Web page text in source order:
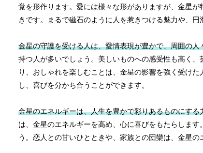
覚を形作ります。愛には様々な形がありますが、金星
きです。まるで磁石のように人を惹きつける魅力や、
金星の守護を受ける人は、愛情表現が豊かで、周囲の
持つ人が多いでしょう。美しいものへの感受性も高く
り、おしゃれを楽しむことは、金星の影響を強く受け
し、喜びを分かち合うことができます。
金星のエネルギーは、人生を豊かで彩りあるものにする
は、金星のエネルギーを高め、心に喜びをもたらしま
う。恋人との甘いひとときや、家族との団欒は、金星